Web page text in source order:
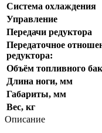
Система охлаждения
Управление
Передачи редуктора
Передаточное
редуктора:
Объём топливного
Длина ноги, мм
Габариты, мм
Вес, кг
Описание